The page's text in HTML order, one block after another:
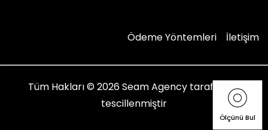
Ölçünü Bul
Ödeme Yöntemleri İletişim
Tüm Hakları © 2026Seam Agency tarafından
tescillenmiştir